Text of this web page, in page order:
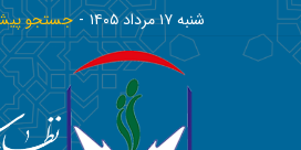
شنبه ١٧ مرداد ١٤٠٥ جستجو